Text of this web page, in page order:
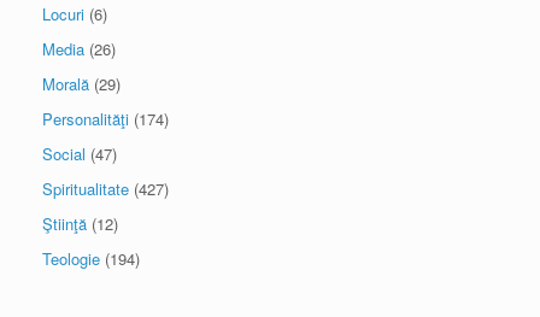
Locuri (6)
Media (26)
Morală (29)
Personalităţi (174)
Social (47)
Spiritualitate (427)
Ştiinţă (12)
Teologie (194)